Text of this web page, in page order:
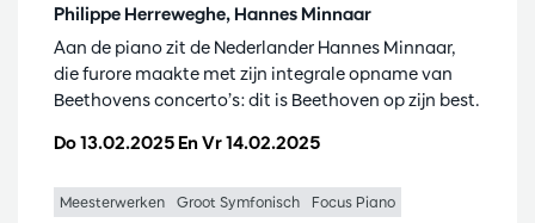
Philippe Herreweghe, Hannes Minnaar
Do 13.02.2025 EnVr 14.02.2025
Aan de piano zit de Nederlander Hannes Minnaar,
die furore maakte met zijn integrale opname van
Beethovens concerto’s: dit is Beethoven op zijn best.
Meesterwerken Groot Symfonisch Focus Piano